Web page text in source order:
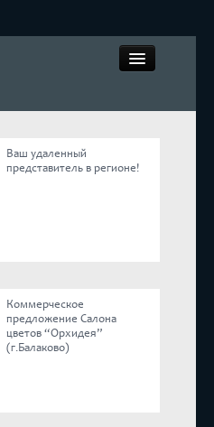
Ваш удаленный
представитель в регионе!
Коммерческое
предложение Салона
цветов “Орхидея”
(г.Балаково)